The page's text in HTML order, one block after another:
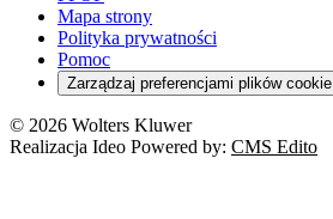
Cło
Deregulacja
Cyberbezpieczeństwo
Franczyza
Prawo autorskie
Turystyka
Orzeczenia
RODO
Mapa strony
Polityka prywatności
Pomoc
Zarządzaj preferencjami plików cookie
© 2026 Wolters Kluwer
Realizacja Ideo Powered by: CMS Edito